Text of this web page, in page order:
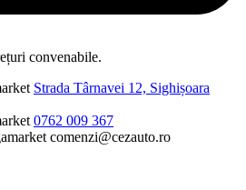
convenabile.
Strada Târnavei 12, Sighișoara
0762 009 367
comenzi@cezauto.ro